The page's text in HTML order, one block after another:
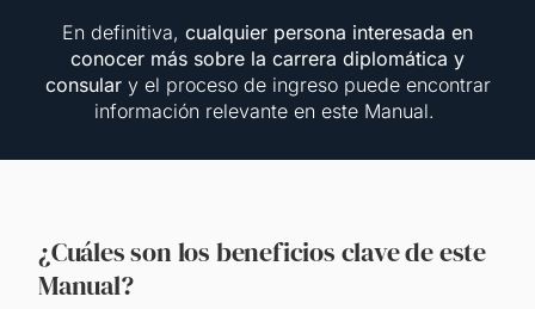
En definitiva, cualquier persona interesada en
conocer más sobre la carrera diplomática y
consulary el proceso de ingreso puede encontrar
información relevante en este Manual.
¿Cuáles son los beneficios clave de este
Manual?